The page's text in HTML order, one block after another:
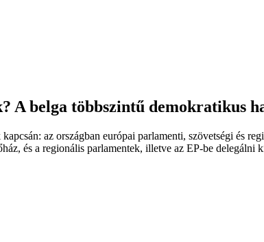
A belga többszintű demokratikus
az országban európai parlamenti, szövetségi és
és a regionális parlamentek, illetve az EP-be delegálni